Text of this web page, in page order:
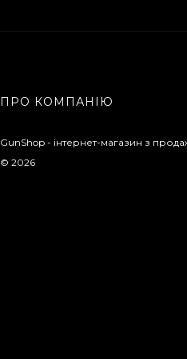
ПРО КОМПАНІЮ
GunShop - інтернет-магазин з
© 2026